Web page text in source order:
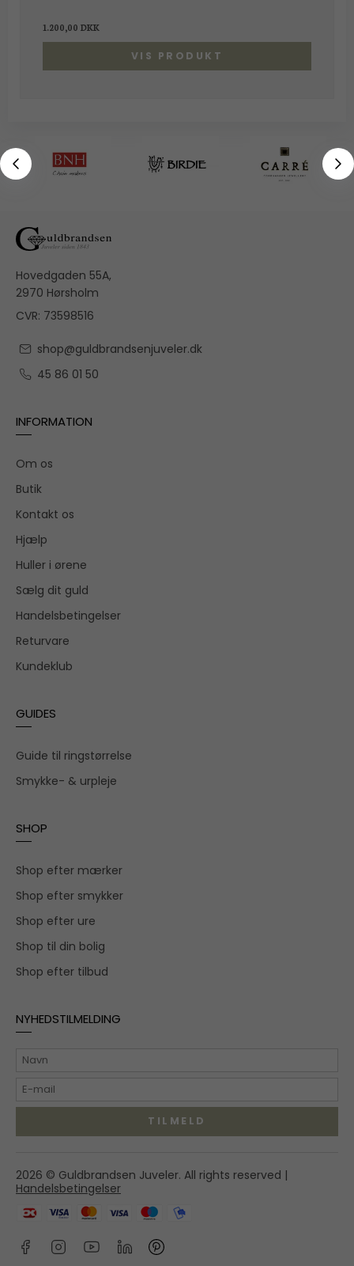
2970 Hørsholm
shop@guldbrandsenjuveler.dk
45 86 01 50
1.200,00 DKK
VIS PRODUKT
Hovedgaden 55A,
2970 Hørsholm
CVR: 73598516
shop@guldbrandsenjuveler.dk
45 86 01 50
INFORMATION
Om os
Butik
Kontakt os
Hjælp
Huller i ørene
Sælg dit guld
Handelsbetingelser
Returvare
Kundeklub
GUIDES
Guide til ringstørrelse
Smykke- & urpleje
SHOP
Shop efter mærker
Shop efter smykker
Shop efter ure
Shop til din bolig
Shop efter tilbud
NYHEDSTILMELDING
TILMELD
2026 © Guldbrandsen Juveler. All rights reserved |
Handelsbetingelser